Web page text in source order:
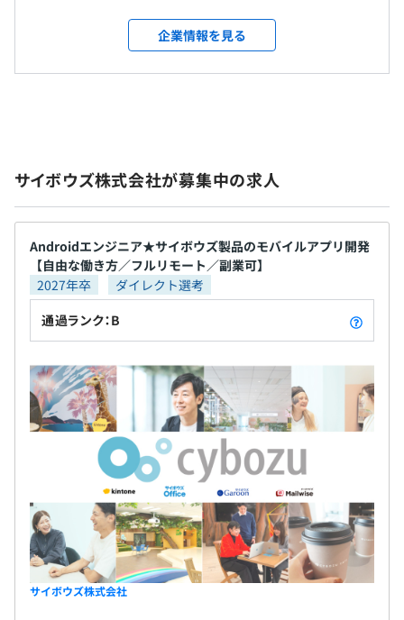
代表アドレス対応をみんなで共有
かれています。（昨年は年間300件以上開催）
Haskellや機械学習といった高度なものから、Linuxや
Webサービスの入門までテーマは多様。「リーンスタート
アップ」のような技術以外のテーマで開かれることもあり
ます。
サイボウズ・ラボのメンバーも一緒に参加し、ときには講
師役になることも。思い立ったら始められる手軽さと、社
員同士ならではのアットホームな雰囲気が人気の秘密で
社外勉強会への参加費用も会社負担、書籍購入も費用に制
限なく可能なので、好きなだけスキルを磨くことができま
す！
◆未来のエンジニア育成のために
サイボウズは未来のエンジニア育成のため、さまざまなコ
ンテスト、イベントに協賛しています。
【開発環境】
前年度の月平均所定外労働時間の実績
4.55時間
役員50.0%
管理職30.43%
ソッドで制度や風土の改革を支援するチームワーク
総研事業も展開しています。 ◆BtoBの開発・改善 サ
イボウズ製品は全体で180,000社、kintoneは40,000
なっています。熱量が高いユーザーからのフィードバ
ックを元によりよい改善をしていくことが可能なの
で、ToBのおもしろみを感じられる環境です。実際
に、民間企業だけに留まらず地域や国との連携をし
組織で動く人たちをサポートするサービス提供をし
ています。 ◆チーム成果を重視 製品を継続的に満足
してご利用いただくために、部門を越えて協力し合
うことを大切にしています。サイボウズは自社製品に
って、全社での協力体制を実現。また、販売や開発
は社外のパートナー企業とも連携し、コミュニケー
ションを深めています。個人の成果よりも、部門や会
社の壁を超えた一つのチームとしての成果を重視し
ています。 ◆100通りのマッチング 「100人100通り
のマッチング」を目指しています。フルリモート制
度、複業、最長6年間の育児休暇、子連れ出勤制度の
ほか、キャリアの検討や現在の業務へ生かすことを
目的に、他部門に一時的に兼務・異動ができる制度
「大人の体験入部」や、自分の「できること」と今
後の「やりたいこと」をkintoneに記入して全社に公
企業情報を見る
サイボウズ株式会社が募集中の求人
Androidエンジニア★サイボウズ製品のモバイルアプリ開発
【自由な働き方／フルリモート／副業可】
2027年卒
ダイレクト選考
通過ランク：B
サイボウズ株式会社